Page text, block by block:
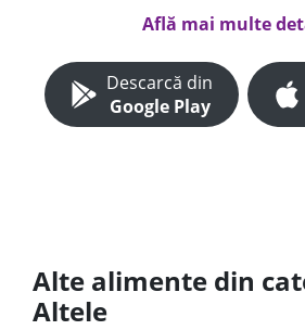
Află mai multe
Descarcă din
Google Play
Alte alimente din
Altele